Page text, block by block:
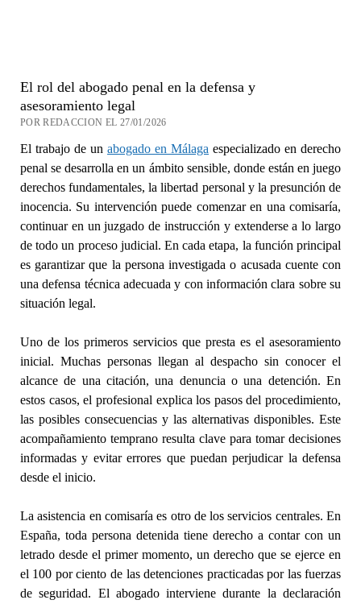
El rol del abogado penal en la defensa y
asesoramiento legal
POR REDACCION EL 27/01/2026
El trabajo de un abogado en Málaga especializado en derecho
penal se desarrolla en un ámbito sensible, donde están en juego
derechos fundamentales, la libertad personal y la presunción de
inocencia. Su intervención puede comenzar en una comisaría,
continuar en un juzgado de instrucción y extenderse a lo largo
de todo un proceso judicial. En cada etapa, la función principal
es garantizar que la persona investigada o acusada cuente con
una defensa técnica adecuada y con información clara sobre su
situación legal.
Uno de los primeros servicios que presta es el asesoramiento
inicial. Muchas personas llegan al despacho sin conocer el
alcance de una citación, una denuncia o una detención. En
estos casos, el profesional explica los pasos del procedimiento,
las posibles consecuencias y las alternativas disponibles. Este
acompañamiento temprano resulta clave para tomar decisiones
informadas y evitar errores que puedan perjudicar la defensa
desde el inicio.
La asistencia en comisaría es otro de los servicios centrales. En
España, toda persona detenida tiene derecho a contar con un
letrado desde el primer momento, un derecho que se ejerce en
el 100 por ciento de las detenciones practicadas por las fuerzas
de seguridad. El abogado interviene durante la declaración